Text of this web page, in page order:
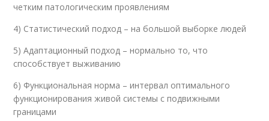
четким патологическим проявлениям
4) Статистический подход – на большой выборке людей
5) Адаптационный подход – нормально то, что
способствует выживанию
6) Функциональная норма – интервал оптимального
функционирования живой системы с подвижными
границами